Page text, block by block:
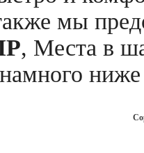
мы
, Места в